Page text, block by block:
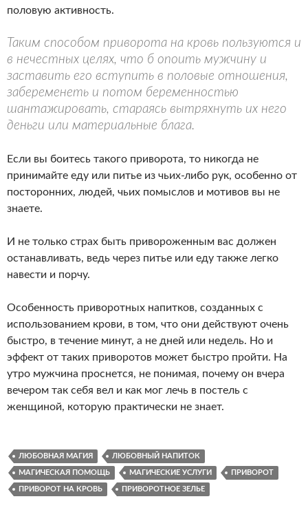
половую активность.
Таким способом приворота на кровь пользуются и
в нечестных целях, что б опоить мужчину и
заставить его вступить в половые отношения,
забеременеть и потом беременностью
шантажировать, стараясь вытряхнуть их него
деньги или материальные блага.
Если вы боитесь такого приворота, то никогда не
принимайте еду или питье из чьих-либо рук, особенно от
посторонних, людей, чьих помыслов и мотивов вы не
знаете.
И не только страх быть привороженным вас должен
останавливать, ведь через питье или еду также легко
навести и порчу.
Особенность приворотных напитков, созданных с
использованием крови, в том, что они действуют очень
быстро, в течение минут, а не дней или недель. Но и
эффект от таких приворотов может быстро пройти. На
утро мужчина проснется, не понимая, почему он вчера
вечером так себя вел и как мог лечь в постель с
женщиной, которую практически не знает.
ЛЮБОВНАЯ МАГИЯ ЛЮБОВНЫЙ НАПИТОК
МАГИЧЕСКАЯ ПОМОЩЬ МАГИЧЕСКИЕ УСЛУГИ ПРИВОРОТ
ПРИВОРОТ НА КРОВЬ ПРИВОРОТНОЕ ЗЕЛЬЕ